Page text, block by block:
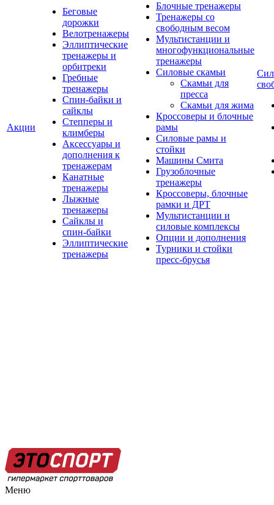
Акции
Беговые
дорожки
Велотренажеры
Эллиптические
тренажеры и
орбитреки
Гребные
тренажеры
Спин-байки и
сайклы
Степперы и
климберы
Аксессуары и
дополнения к
тренажерам
Канатные
тренажеры
Лыжные
тренажеры
Сайклы и
спин-байки
Эллиптические
тренажеры
Блочные тренажеры
Тренажеры со
свободным весом
Мультистанции и
многофункциональные
тренажеры
Силовые скамьи
Скамьи для
пресса
Скамьи для жима
Кроссоверы и блочные
рамы
Силовые рамы и
стойки
Машины Смита
Грузоблочные
тренажеры
Кроссоверы, блочные
рамки и ДРТ
Мультистанции и
силовые комплексы
Опции и дополнения
Турники и стойки
пресс-брусья
Меню